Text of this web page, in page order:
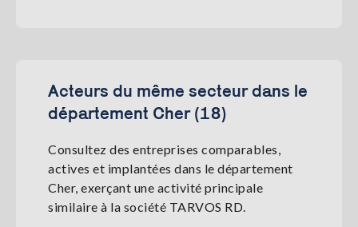
Acteurs du même secteur dans le
département Cher (18)
Consultez des entreprises comparables,
actives et implantées dans le département
Cher, exerçant une activité principale
similaire à la société TARVOS RD.